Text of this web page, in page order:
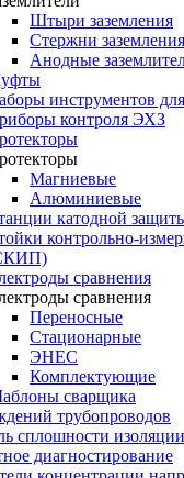
Штыри заземления
Стержни заземления
Анодные
инструментов
контроля ЭХЗ
Магниевые
Алюминиевые
катодной
контрольно-
сравнения
сравнения
Переносные
Стационарные
ЭНЕС
Комплектующие
сварщика
трубопроводов
сплошности изоляции
диагностирование